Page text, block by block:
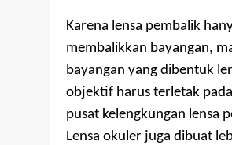
Karena lensa pembalik
membalikkan bayangan,
bayangan yang dibentuk
objektif harus terletak
pusat kelengkungan lensa
Lensa okuler juga dibuat